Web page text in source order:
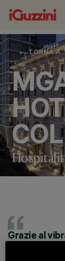
TORNA A
2022
Grazie al